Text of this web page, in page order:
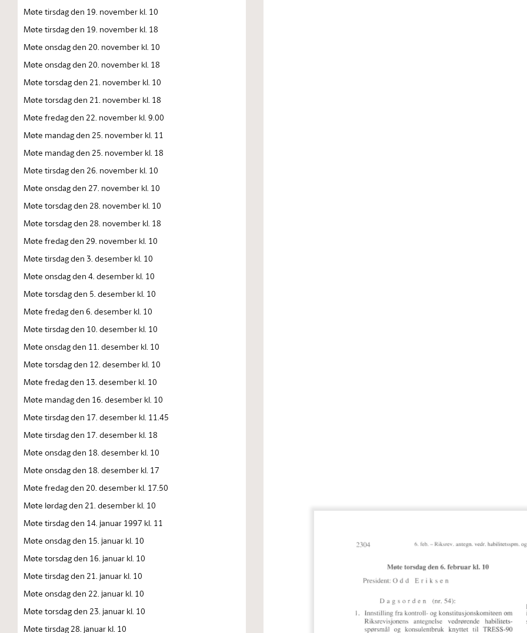
Møte tirsdag den 19. november kl. 10
Møte tirsdag den 19. november kl. 18
Møte onsdag den 20. november kl. 10
Møte onsdag den 20. november kl. 18
Møte torsdag den 21. november kl. 10
Møte torsdag den 21. november kl. 18
Møte fredag den 22. november kl. 9.00
Møte mandag den 25. november kl. 11
Møte mandag den 25. november kl. 18
Møte tirsdag den 26. november kl. 10
Møte onsdag den 27. november kl. 10
Møte torsdag den 28. november kl. 10
Møte torsdag den 28. november kl. 18
Møte fredag den 29. november kl. 10
Møte tirsdag den 3. desember kl. 10
Møte onsdag den 4. desember kl. 10
Møte torsdag den 5. desember kl. 10
Møte fredag den 6. desember kl. 10
Møte tirsdag den 10. desember kl. 10
Møte onsdag den 11. desember kl. 10
Møte torsdag den 12. desember kl. 10
Møte fredag den 13. desember kl. 10
Møte mandag den 16. desember kl. 10
Møte tirsdag den 17. desember kl. 11.45
Møte tirsdag den 17. desember kl. 18
Møte onsdag den 18. desember kl. 10
Møte onsdag den 18. desember kl. 17
Møte fredag den 20. desember kl. 17.50
Møte lørdag den 21. desember kl. 10
Møte tirsdag den 14. januar 1997 kl. 11
Møte onsdag den 15. januar kl. 10
Møte torsdag den 16. januar kl. 10
Møte tirsdag den 21. januar kl. 10
Møte onsdag den 22. januar kl. 10
Møte torsdag den 23. januar kl. 10
Møte tirsdag 28. januar kl. 10